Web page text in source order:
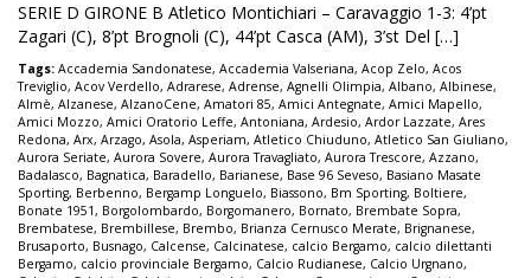
SERIE D GIRONE B Atletico Montichiari – Caravaggio 1-3: 4’pt
Zagari (C), 8’pt Brognoli (C), 44’pt Casca (AM), 3’st Del […]
Tags: Accademia Sandonatese, Accademia Valseriana, Acop Zelo, Acos
Treviglio, Acov Verdello, Adrarese, Adrense, Agnelli Olimpia, Albano, Albinese,
Almè, Alzanese, AlzanoCene, Amatori 85, Amici Antegnate, Amici Mapello,
Amici Mozzo, Amici Oratorio Leffe, Antoniana, Ardesio, Ardor Lazzate, Ares
Redona, Arx, Arzago, Asola, Asperiam, Atletico Chiuduno, Atletico San Giuliano,
Aurora Seriate, Aurora Sovere, Aurora Travagliato, Aurora Trescore, Azzano,
Badalasco, Bagnatica, Baradello, Barianese, Base 96 Seveso, Basiano Masate
Sporting, Berbenno, Bergamp Longuelo, Biassono, Bm Sporting, Boltiere,
Bonate 1951, Borgolombardo, Borgomanero, Bornato, Brembate Sopra,
Brembatese, Brembillese, Brembo, Brianza Cernusco Merate, Brignanese,
Brusaporto, Busnago, Calcense, Calcinatese, calcio Bergamo, calcio dilettanti
Bergamo, calcio provinciale Bergamo, Calcio Rudianese, Calcio Urgnano,